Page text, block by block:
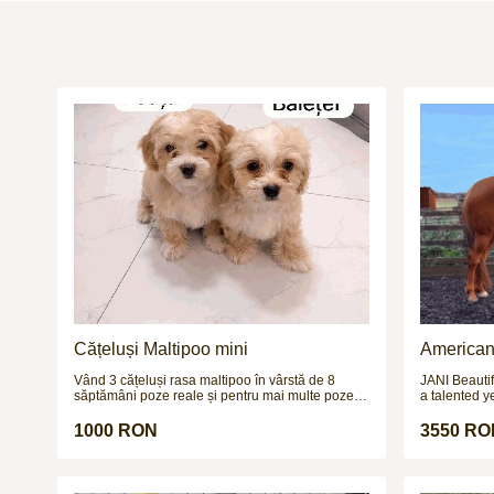
Cățeluși Maltipoo mini
Vând 3 cățeluși rasa maltipoo în vârstă de 8
săptămâni poze reale și pentru mai multe poze și
1000 RON
JANI
a talented
allrounder.
jumped
3550